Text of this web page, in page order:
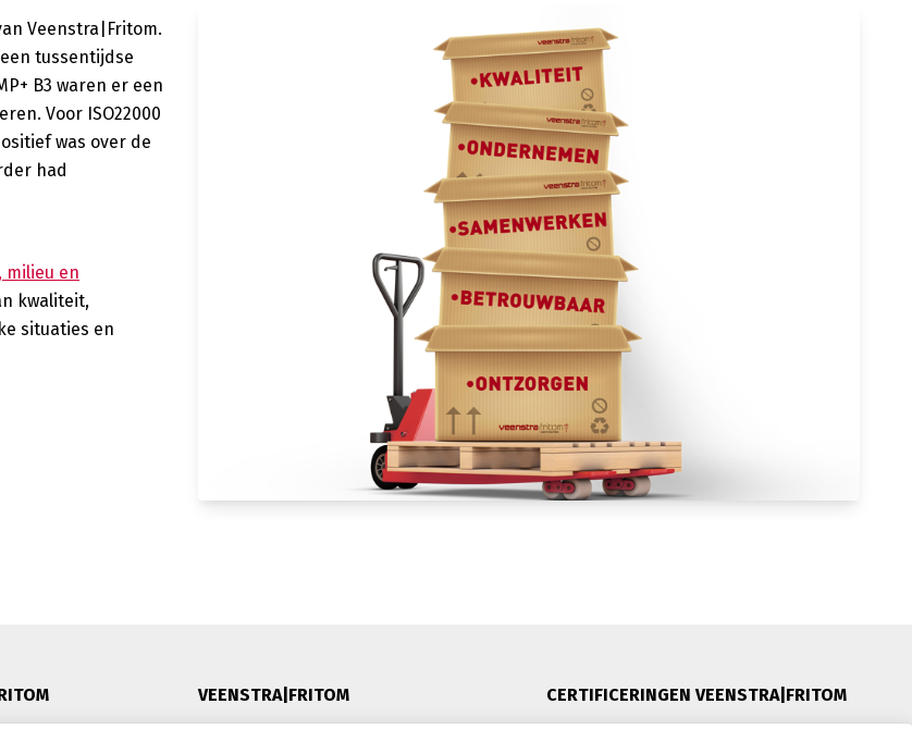
Veenstra|Fritom.
tussentijdse
B3 waren er een
Voor ISO22000
was over de
had
milieu en
kwaliteit,
situaties en
VEENSTRA|FRITOM
CERTIFICERINGEN VEENSTRA|FRITOM